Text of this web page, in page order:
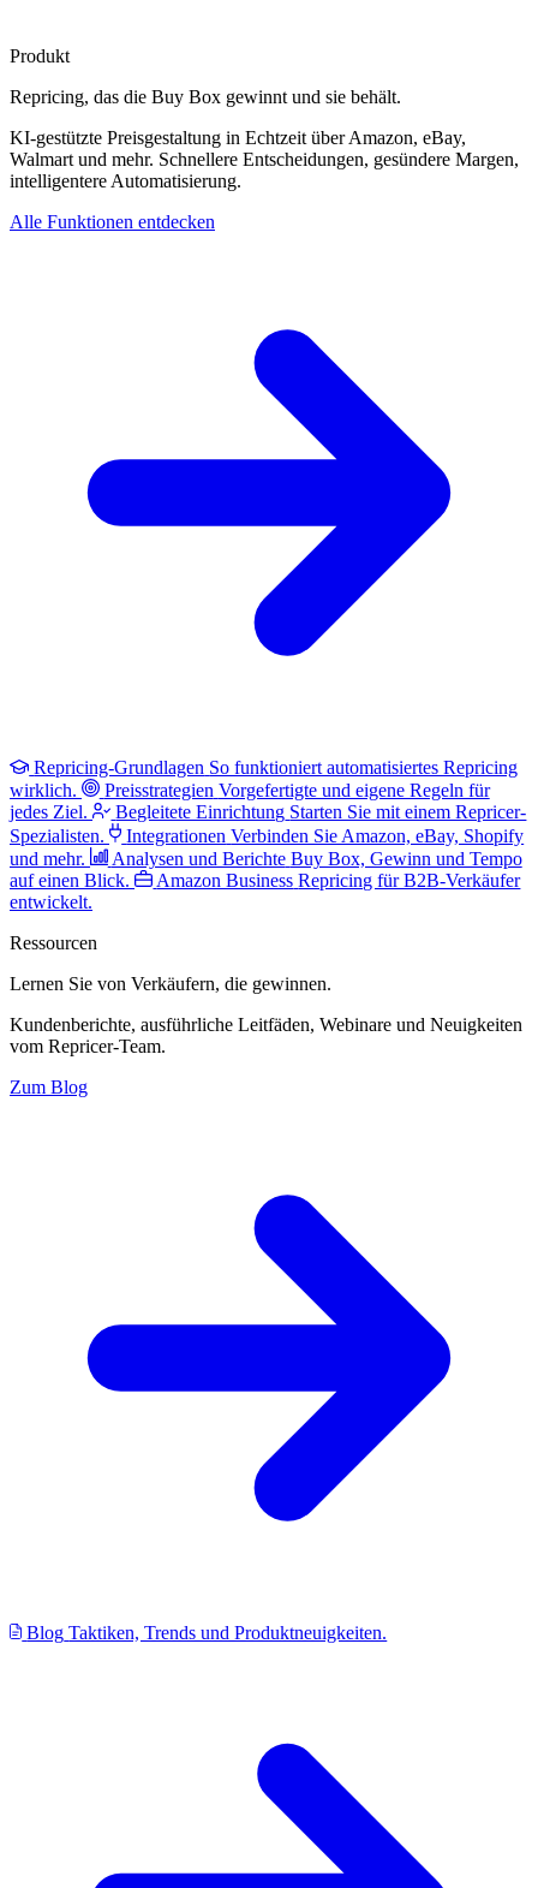
Produkt
Repricing, das die Buy Box gewinnt und sie behält.
KI-gestützte Preisgestaltung in Echtzeit über Amazon, eBay,
Walmart und mehr. Schnellere Entscheidungen, gesündere Margen,
intelligentere Automatisierung.
Alle Funktionen entdecken
Repricing-Grundlagen So funktioniert automatisiertes Repricing
wirklich.
Preisstrategien Vorgefertigte und eigene Regeln für
jedes Ziel.
Begleitete Einrichtung Starten Sie mit einem Repricer-
Spezialisten.
Integrationen Verbinden Sie Amazon, eBay, Shopify
und mehr.
Analysen und Berichte Buy Box, Gewinn und Tempo
auf einen Blick.
Amazon Business Repricing für B2B-Verkäufer
entwickelt.
Ressourcen
Lernen Sie von Verkäufern, die gewinnen.
Kundenberichte, ausführliche Leitfäden, Webinare und Neuigkeiten
vom Repricer-Team.
Zum Blog
Blog Taktiken, Trends und Produktneuigkeiten.